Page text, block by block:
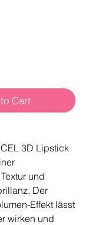
Cart
3D Lipstick
und
Der
Effekt lässt
wirken und